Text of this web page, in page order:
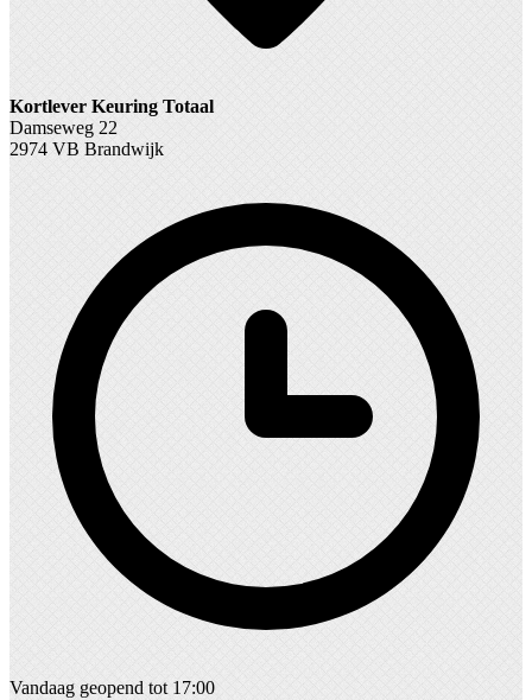
Kortlever Keuring Totaal
Damseweg 22
2974 VB Brandwijk
Vandaag geopend tot 17:00